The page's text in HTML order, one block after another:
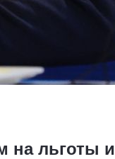
на льготы